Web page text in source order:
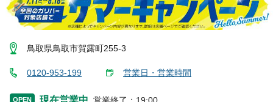
鳥取県鳥取市賀露町255-3
0120-953-199 営業日・営業時間
OPEN 現在営業中 営業終了 ： 19:00